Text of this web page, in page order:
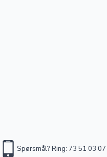
Spørsmål? Ring: 73 51 03 07